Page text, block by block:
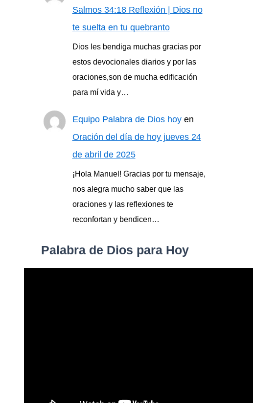
Salmos 34:18 Reflexión | Dios no
te suelta en tu quebranto
Dios les bendiga muchas gracias por
estos devocionales diarios y por las
oraciones,son de mucha edificación
para mí vida y…
Equipo Palabra de Dios hoyen
Oración del día de hoy jueves 24
de abril de 2025
¡Hola Manuel! Gracias por tu mensaje,
nos alegra mucho saber que las
oraciones y las reflexiones te
reconfortan y bendicen…
Palabra de Dios para Hoy